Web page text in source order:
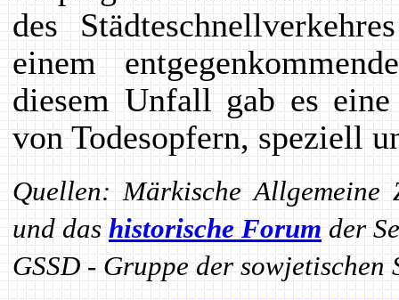
des
einem
diesem Unfall gab es
von Todesopfern, speziell
Quellen: Märkische
und das historische Forum der
GSSD - Gruppe der